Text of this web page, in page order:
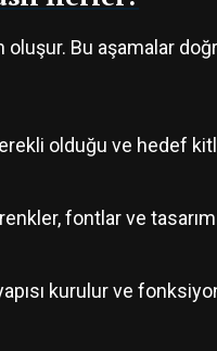
Bu aşamalar
olduğu ve hedef
fontlar ve
kurulur ve